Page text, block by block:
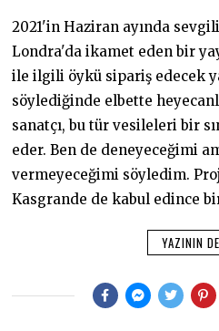
2021'in Haziran ayında
Londra'da ikamet eden bir
ile ilgili öykü sipariş edecek
söylediğinde elbette
sanatçı, bu tür vesileleri bir
eder. Ben de deneyeceğimi
vermeyeceğimi söyledim.
Kasgrande de kabul edince
YAZININ